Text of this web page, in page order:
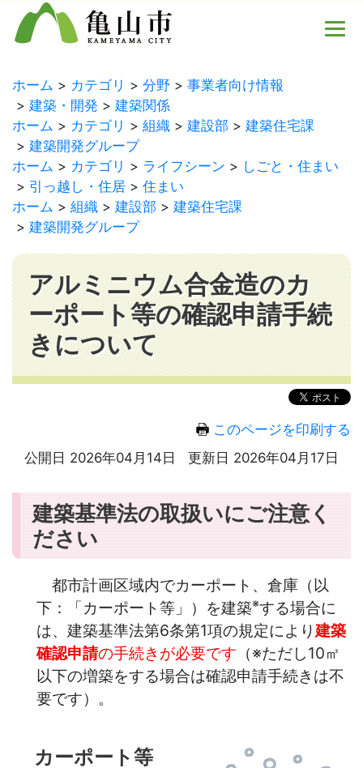
ホーム カテゴリ 分野
事業者向け情報
建築・開発
建築関係
ホーム
カテゴリ 組織 建設部
建築住宅課
建築開発グループ
ホーム
カテゴリ ライフシーン
しごと・住まい
引っ越し・住居
住まい
ホーム
組織 建設部
建築住宅課
建築開発グループ
アルミニウム合金造のカ
ーポート等の確認申請手続
きについて
このページを印刷する
公開日 2026年04月14日
更新日 2026年04月17日
建築基準法の取扱いにご注意く
ださい
都市計画区域内でカーポート、倉庫（以
下：「カーポート等」）を建築※する場合に
は、建築基準法第6条第1項の規定により建築
確認申請の手続きが必要です （※ただし10㎡
以下の増築をする場合は確認申請手続きは不
要です）。
カーポート等